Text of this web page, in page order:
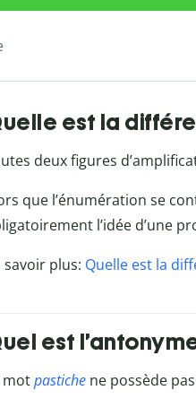
est la
deux figures
que l’énumération se
l’idée d’une
savoir plus: Quelle est la
est
motpastiche ne possède